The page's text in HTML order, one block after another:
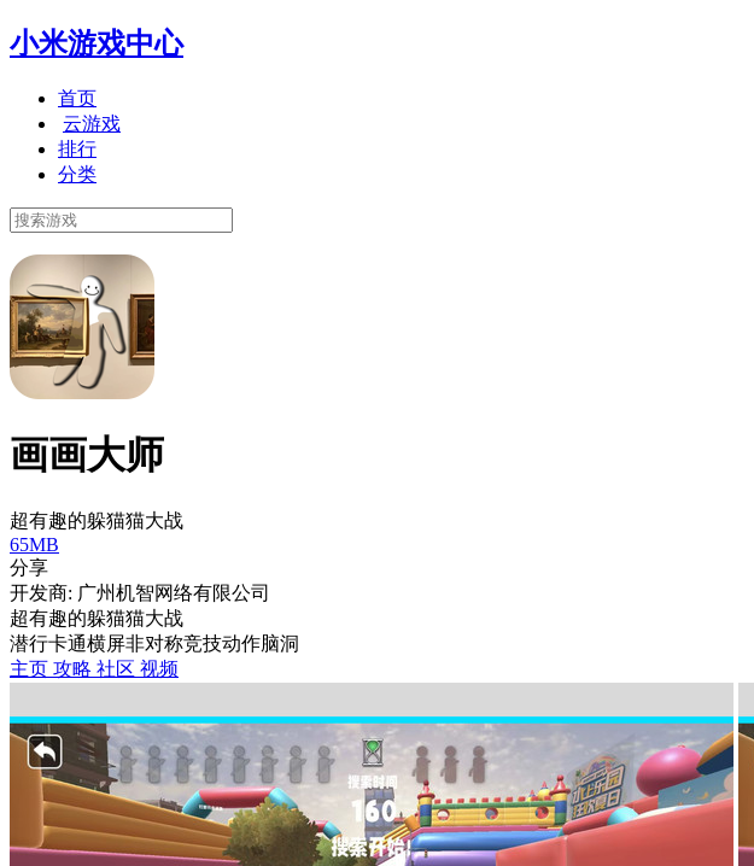
小米游戏中心
首页
云游戏
排行
分类
画画大师
超有趣的躲猫猫大战
65MB
分享
开发商: 广州机智网络有限公司
超有趣的躲猫猫大战
潜行卡通横屏非对称竞技动作脑洞
主页 攻略 社区 视频